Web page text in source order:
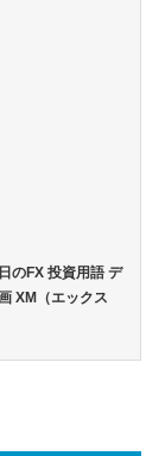
のFX 投資用語 デ
XM（エックス